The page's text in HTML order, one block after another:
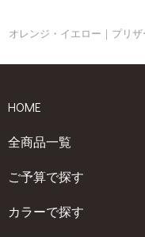
オレンジ・イエロー｜プリ
HOME
全商品一覧
ご予算で探す
カラーで探す